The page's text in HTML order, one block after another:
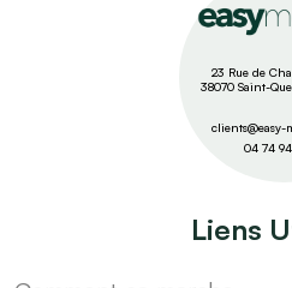
23 Rue de
38070 Saint-
clients@easy-
04 74
Liens